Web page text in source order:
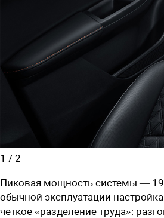
1 / 2
Пиковая мощность системы —
обычной эксплуатации
четкое «разделение труда»: